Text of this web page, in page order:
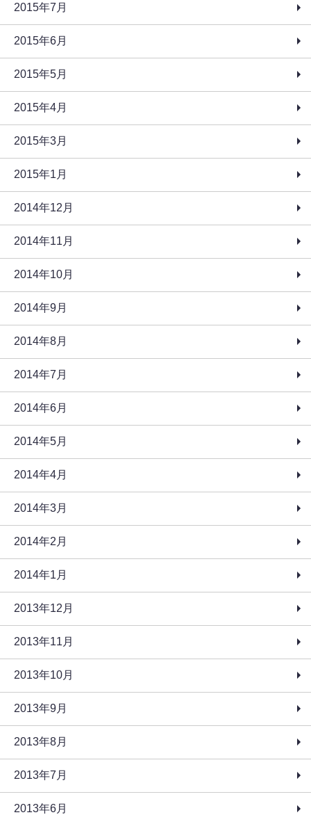
2015年7月
2015年6月
2015年5月
2015年4月
2015年3月
2015年1月
2014年12月
2014年11月
2014年10月
2014年9月
2014年8月
2014年7月
2014年6月
2014年5月
2014年4月
2014年3月
2014年2月
2014年1月
2013年12月
2013年11月
2013年10月
2013年9月
2013年8月
2013年7月
2013年6月